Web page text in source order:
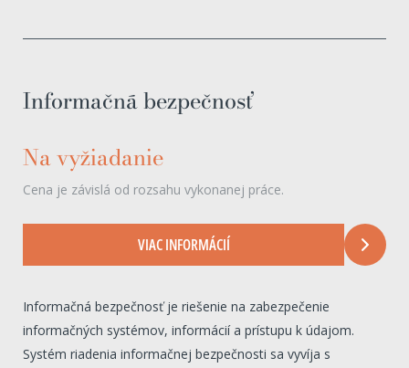
Informačná bezpečnosť
Na vyžiadanie
Cena je závislá od rozsahu vykonanej práce.
VIAC INFORMÁCIÍ
Informačná bezpečnosť je riešenie na zabezpečenie
informačných systémov, informácií a prístupu k údajom.
Systém riadenia informačnej bezpečnosti sa vyvíja s